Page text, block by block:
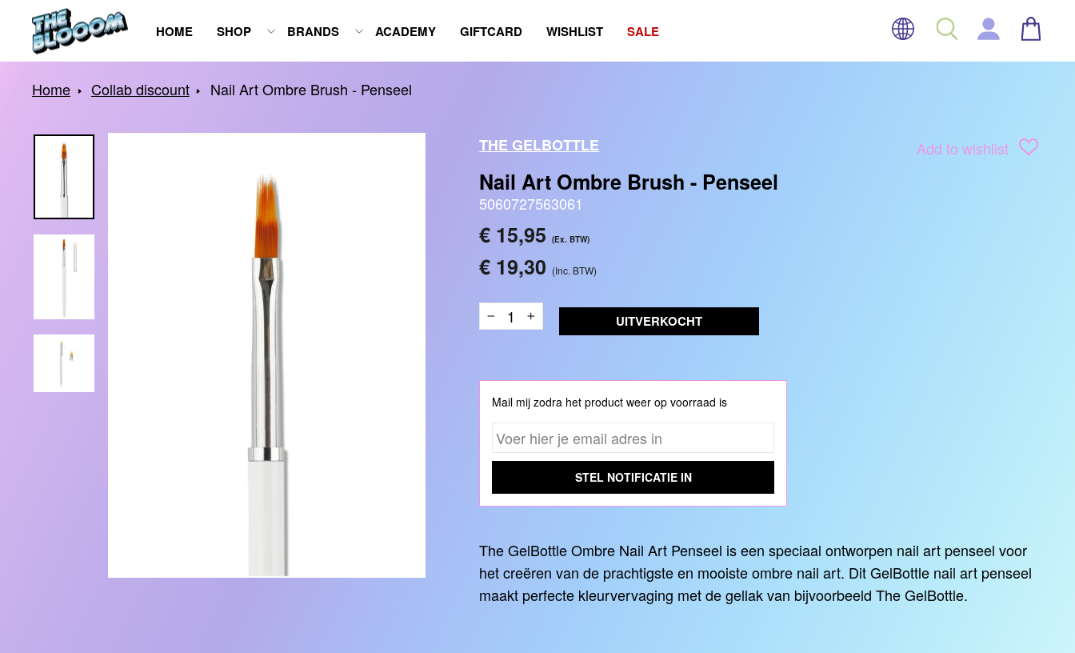
Spring
inhoud
HOME SHOP BRANDS ACADEMY GIFTCARD WISHLIST SALE TAAL ZOEK INLOGGEN
Home Collab discount Nail Art Ombre Brush - Penseel
Add to wishlist
THE GELBOTTLE
Nail Art Ombre Brush - Penseel
5060727563061
Reguliere
€ 15,95(Ex. BTW)
€ 19,30 (Inc. BTW)
− + UITVERKOCHT
Mail mij zodra het product weer op voorraad is
STEL NOTIFICATIE IN
The GelBottle Ombre Nail Art Penseel is een speciaal ontworpen nail art penseel voor
het creëren van de prachtigste en mooiste ombre nail art. Dit GelBottle nail art penseel
maakt perfecte kleurvervaging met de gellak van bijvoorbeeld The GelBottle.